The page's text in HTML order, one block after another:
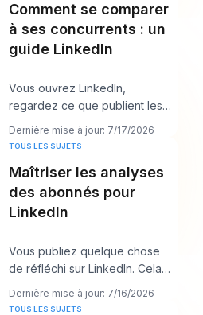
Comment se comparer
à ses concurrents : un
guide LinkedIn
Vous ouvrez LinkedIn,
regardez ce que publient les
personnes de votre niche, et
en dix minutes vous
Dernière mise à jour: 7/17/2026
TOUS LES SUJETS
Maîtriser les analyses
des abonnés pour
LinkedIn
Vous publiez quelque chose
de réfléchi sur LinkedIn. Cela
obtient quelques likes, peut-
être un comme
Dernière mise à jour: 7/16/2026
TOUS LES SUJETS